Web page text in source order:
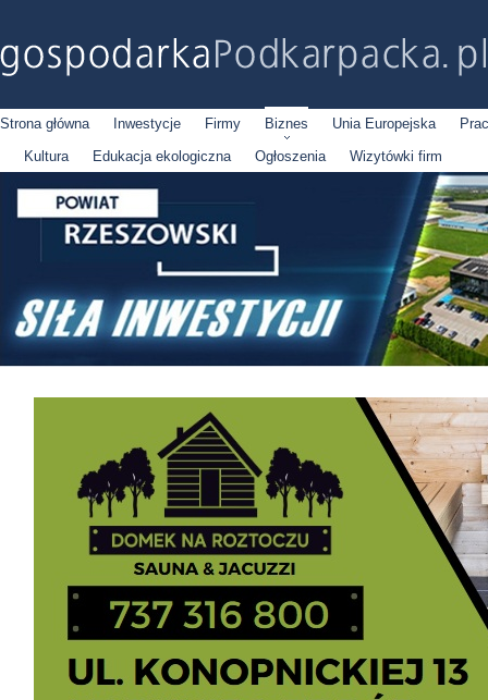
Strona główna Inwestycje Firmy Biznes Unia Europejska
Kultura
Edukacja ekologiczna Ogłoszenia Wizytówki firm